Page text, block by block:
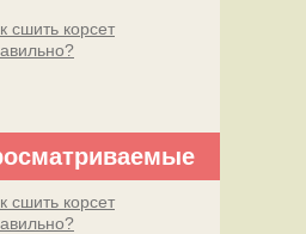
сшить корсет
сшить корсет